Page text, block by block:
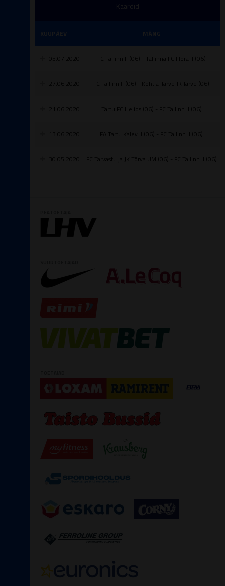
Kaardid
KUUPÄEV MÄNG
FC Tallinn II (06) - Tallinna FC Flora II (06)
FC Tallinn II (06) - Kohtla-Järve JK Järve (06)
21.06.2020 Tartu FC Helios (06) - FC Tallinn II (06)
FA Tartu Kalev II (06) - FC Tallinn II (06)
30.05.2020 FC Tarvastu ja JK Tõrva ÜM (06) - FC Tallinn II (06)